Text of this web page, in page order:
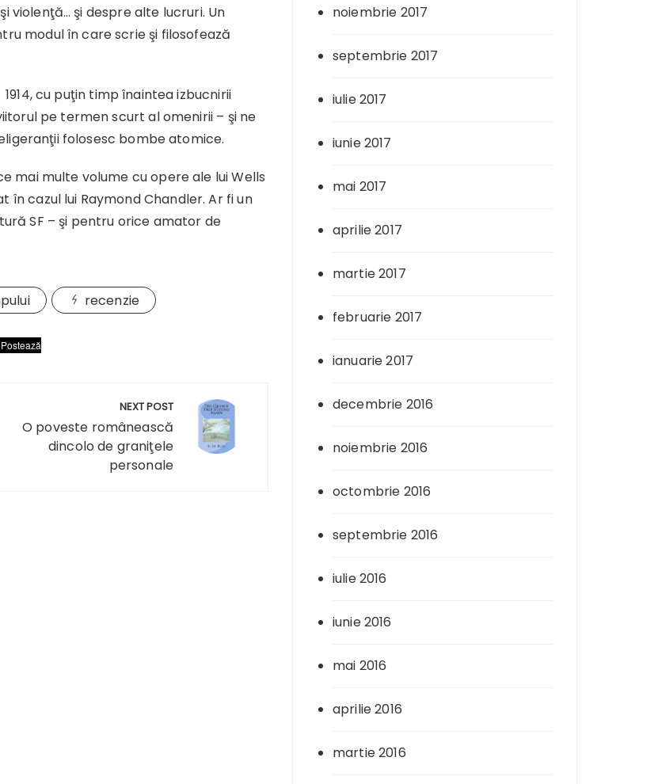
violenţă… şi despre alte lucruri. Un
modul în care scrie şi filosofează
cu puţin timp înaintea izbucnirii
pe termen scurt al omenirii – şi ne
folosesc bombe atomice.
mai multe volume cu opere ale lui Wells
cazul lui Raymond Chandler. Ar fi un
SF – şi pentru orice amator de
recenzie
NEXT POST
O poveste românească
dincolo de graniţele
personale
noiembrie 2017
septembrie 2017
iulie 2017
iunie 2017
mai 2017
aprilie 2017
martie 2017
februarie 2017
ianuarie 2017
decembrie 2016
noiembrie 2016
octombrie 2016
septembrie 2016
iulie 2016
iunie 2016
mai 2016
aprilie 2016
martie 2016